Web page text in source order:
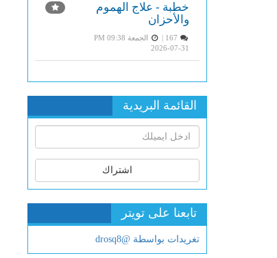
خطبة - علاج الهموم
والأحزان
الجمعة PM 09:38
2026-07-31
القائمة البريدية
اشتراك
تابعنا على تويتر
تغريدات بواسطة @drosq8